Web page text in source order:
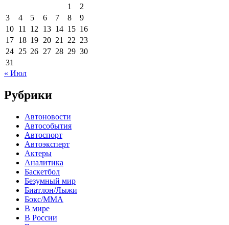
1
2
3
4 5 6 7 8
9
10 11 12 13 14 15 16
17 18 19 20 21 22 23
24 25 26 27 28 29 30
31
« Июл
Рубрики
Автоновости
Автособытия
Автоспорт
Автоэксперт
Актеры
Аналитика
Баскетбол
Безумный мир
Биатлон/Лыжи
Бокс/MMA
В мире
В России